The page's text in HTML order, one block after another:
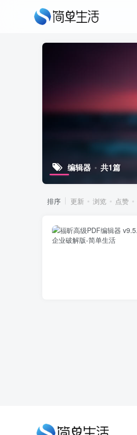
编辑器 共1篇
排序 更新 浏览 点赞